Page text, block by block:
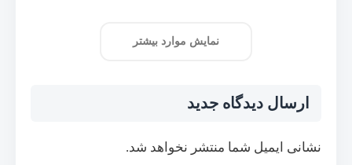
نمایش موارد بیشتر
ارسال دیدگاه جدید
نشانی ایمیل شما منتشر نخواهد شد.